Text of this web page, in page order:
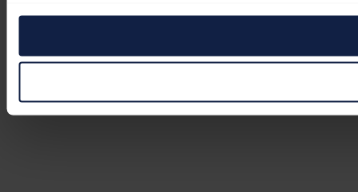
Las cookies de este sitio web se usan para personalizar el
pueden combinarla con otra información que les haya